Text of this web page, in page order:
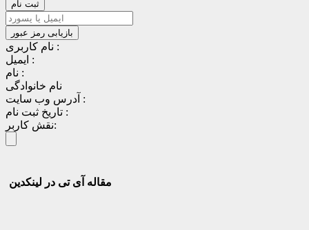
نام کاربری :
ایمیل :
نام :
نام خانوادگی
آدرس وب سایت :
تاریخ ثبت نام :
نقش کاربر:
مقاله آی تی در لینکدین